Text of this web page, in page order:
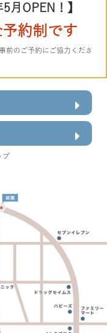
月OPEN！】
約制です
前のご予約にご協力くださ
プ